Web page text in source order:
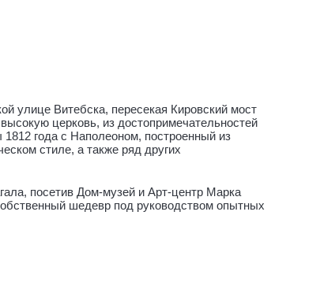
улице Витебска, пересекая Кировский мост
церковь, из достопримечательностей
года с Наполеоном, построенный из
стиле, а также ряд других
посетив Дом-музей и Арт-центр Марка
шедевр под руководством опытных